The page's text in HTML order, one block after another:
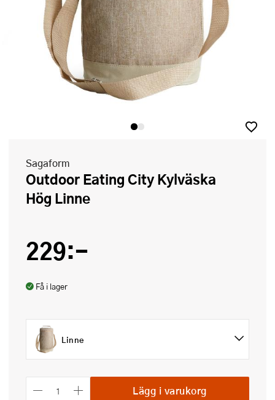
Sagaform
Outdoor Eating City Kylväska
Hög Linne
229:-
Få i lager
Linne
Lägg i varukorg